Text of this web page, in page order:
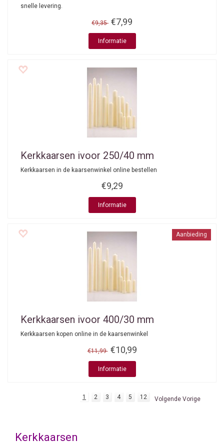
snelle levering.
€9,35 €7,99
Informatie
Kerkkaarsen ivoor 250/40 mm
Kerkkaarsen in de kaarsenwinkel online bestellen
€9,29
Informatie
Aanbieding
Kerkkaarsen ivoor 400/30 mm
Kerkkaarsen kopen online in de kaarsenwinkel
€11,99 €10,99
Informatie
1 2 3 4 5 12 Volgende Vorige
Kerkkaarsen